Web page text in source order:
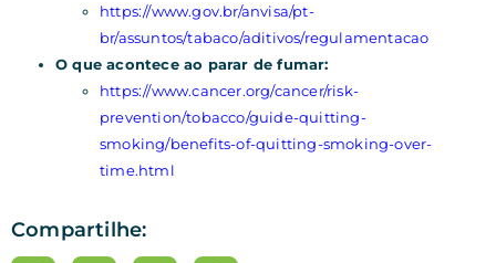
https://www.gov.br/anvisa/pt-
br/assuntos/tabaco/aditivos/regulamentacao
O que acontece ao parar de fumar:
https://www.cancer.org/cancer/risk-
prevention/tobacco/guide-quitting-
smoking/benefits-of-quitting-smoking-over-
time.html
Compartilhe: